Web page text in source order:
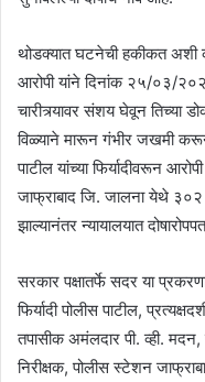
थोडक्यात घटनेची हकीकत अशी
आरोपी यांने दिनांक २५/०३/
चारीत्र्यावर संशय घेवून तिच्या
विळ्याने मारून गंभीर जखमी करून
पाटील यांच्या फिर्यादीवरून
जाफ्राबाद जि. जालना येथे ३०२
झाल्यानंतर न्यायालयात
सरकार पक्षातर्फे सदर या
फिर्यादी पोलीस पाटील,
तपासीक अमंलदार पी. व्ही. मदन,
निरीक्षक, पोलीस स्टेशन